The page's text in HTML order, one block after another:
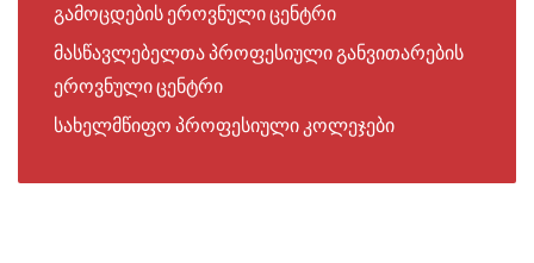
გამოცდების ეროვნული ცენტრი
მასწავლებელთა პროფესიული განვითარების
ეროვნული ცენტრი
სახელმწიფო პროფესიული კოლეჯები